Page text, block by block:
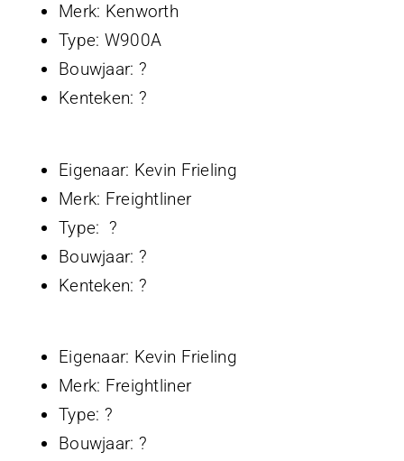
Merk: Kenworth
Type: W900A
Bouwjaar: ?
Kenteken: ?
Eigenaar: Kevin Frieling
Merk: Freightliner
Type: ?
Bouwjaar: ?
Kenteken: ?
Eigenaar: Kevin Frieling
Merk: Freightliner
Type: ?
Bouwjaar: ?